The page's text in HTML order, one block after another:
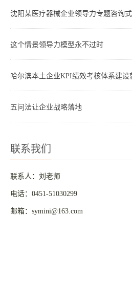
这个情景领导力模型永不过时
五问法让企业战略落地
联系我们
联系人：刘老师
电话：0451-51030299
邮箱：symini@163.com